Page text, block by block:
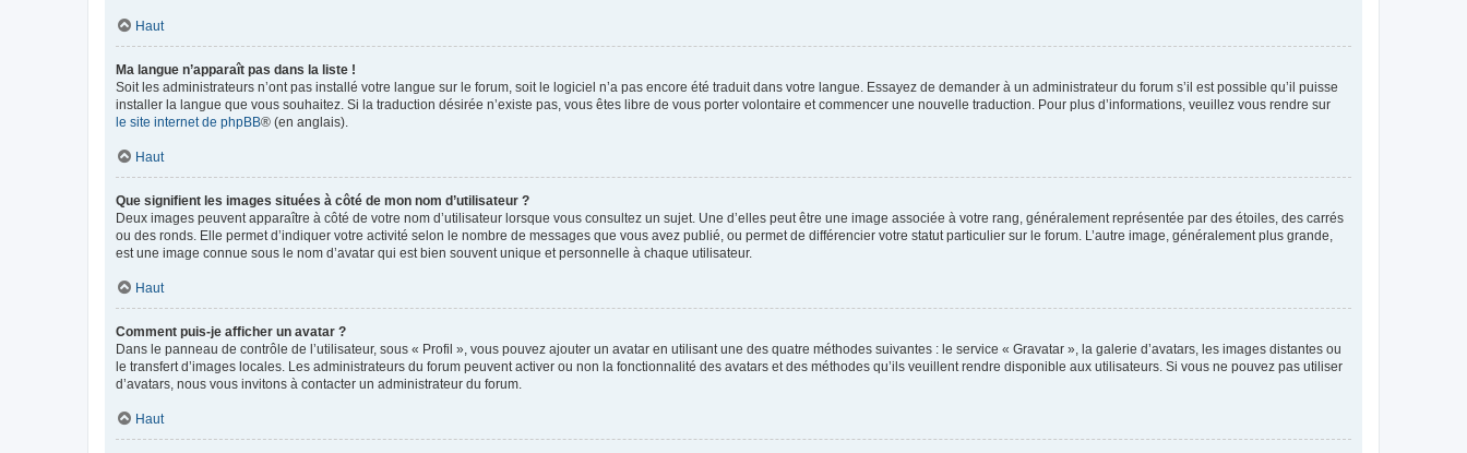
Haut
Ma langue n’apparaît pas dans la liste !
Soit les administrateurs n’ont pas installé votre langue sur le forum, soit le logiciel n’a pas encore été traduit dans votre langue. Essayez de demander à un administrateur du forum s’il est possible qu’il puisse
installer la langue que vous souhaitez. Si la traduction désirée n’existe pas, vous êtes libre de vous porter volontaire et commencer une nouvelle traduction. Pour plus d’informations, veuillez vous rendre sur
le site internet de phpBB® (en anglais).
Haut
Que signifient les images situées à côté de mon nom d’utilisateur ?
Deux images peuvent apparaître à côté de votre nom d’utilisateur lorsque vous consultez un sujet. Une d’elles peut être une image associée à votre rang, généralement représentée par des étoiles, des carrés
ou des ronds. Elle permet d’indiquer votre activité selon le nombre de messages que vous avez publié, ou permet de différencier votre statut particulier sur le forum. L’autre image, généralement plus grande,
est une image connue sous le nom d’avatar qui est bien souvent unique et personnelle à chaque utilisateur.
Haut
Comment puis-je afficher un avatar ?
Dans le panneau de contrôle de l’utilisateur, sous « Profil », vous pouvez ajouter un avatar en utilisant une des quatre méthodes suivantes : le service « Gravatar », la galerie d’avatars, les images distantes ou
le transfert d’images locales. Les administrateurs du forum peuvent activer ou non la fonctionnalité des avatars et des méthodes qu’ils veuillent rendre disponible aux utilisateurs. Si vous ne pouvez pas utiliser
d’avatars, nous vous invitons à contacter un administrateur du forum.
Haut